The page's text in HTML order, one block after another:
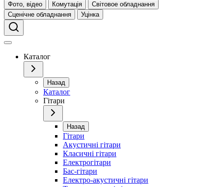
Фото, відео
Комутація
Світовое обладнання
Сценічне обладнання
Уцінка
Каталог
Назад
Каталог
Гітари
Назад
Гітари
Акустичні гітари
Класичні гітари
Електрогітари
Бас-гітари
Електро-акустичні гітари